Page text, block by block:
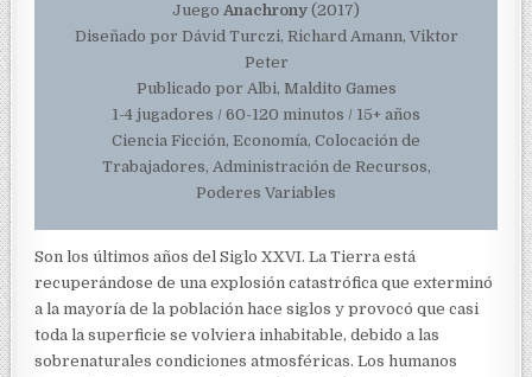
Juego Anachrony (2017)
Diseñado por Dávid Turczi, Richard Amann, Viktor
Peter
Publicado por Albi, Maldito Games
1-4 jugadores / 60-120 minutos / 15+ años
Ciencia Ficción, Economía, Colocación de
Trabajadores, Administración de Recursos,
Poderes Variables
Son los últimos años del Siglo XXVI. La Tierra está
recuperándose de una explosión catastrófica que exterminó
a la mayoría de la población hace siglos y provocó que casi
toda la superficie se volviera inhabitable, debido a las
sobrenaturales condiciones atmosféricas. Los humanos